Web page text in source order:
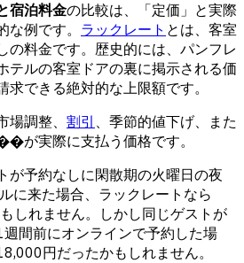
宿泊料金の比較は、「定価」と実際
例です。 ラックレート とは、客室
の料金です。歴史的には、パンフレ
テルの客室ドアの裏に掲示される価
できる絶対的な上限額です。
調整、 割引 、季節的値下げ、また
が実際に支払う価格です。
が予約なしに閑散期の火曜日の夜
に来た場合、ラックレートなら
しれません。しかし同じゲストが
間前にオンラインで予約した場
円だったかもしれません。